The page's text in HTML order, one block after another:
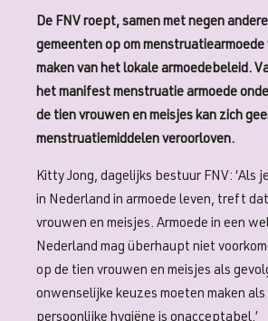
De FNV roept, samen met negen
gemeenten op om
maken van het lokale armoedebeleid.
het manifest menstruatie armoede
de tien vrouwen en meisjes kan zich
menstruatiemiddelen veroorloven.
Kitty Jong, dagelijks bestuur FNV: ‘Als
in Nederland in armoede leven, treft
vrouwen en meisjes. Armoede in een
Nederland mag überhaupt niet
op de tien vrouwen en meisjes als
onwenselijke keuzes moeten maken
persoonlijke hygiëne is onacceptabel.’